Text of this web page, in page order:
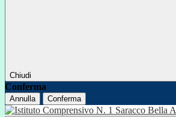
Chiudi
Conferma
Annulla Conferma